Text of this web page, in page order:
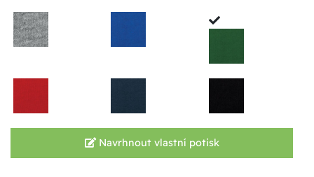
Navrhnout vlastní potisk